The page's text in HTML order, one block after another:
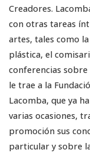
Creadores.
con otras tareas
artes, tales como
plástica, el
conferencias
le trae a la
Lacomba, que ya
varias ocasiones,
promoción sus
particular y sobre